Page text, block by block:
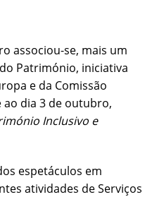
associou-se, mais um
Património, iniciativa
e da Comissão
dia 3 de outubro,
Inclusivo e
espetáculos em
atividades de Serviços